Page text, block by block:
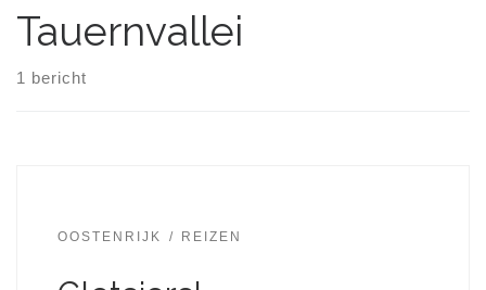
Tauernvallei
1 bericht
OOSTENRIJK REIZEN